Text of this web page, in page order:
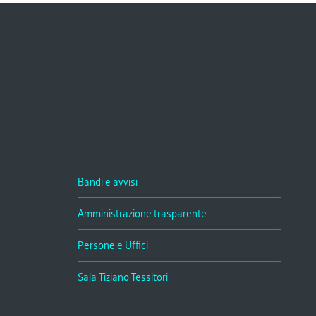
Bandi e avvisi
Amministrazione trasparente
Persone e Uffici
Sala Tiziano Tessitori